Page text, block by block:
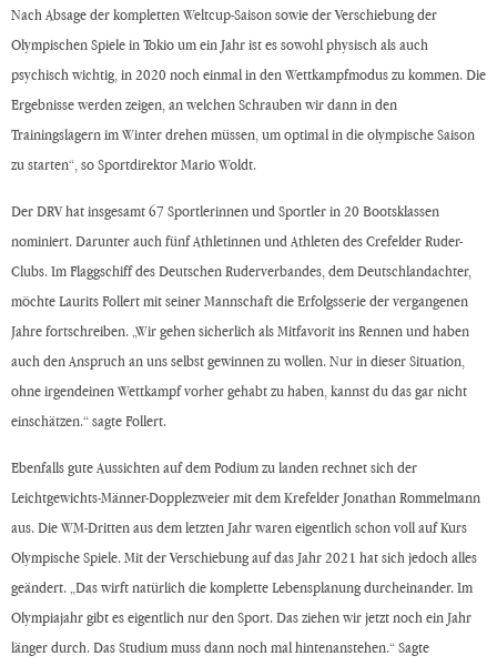
Nach Absage der kompletten Weltcup-Saison sowie der Verschiebung der
Olympischen Spiele in Tokio um ein Jahr ist es sowohl physisch als auch
psychisch wichtig, in 2020 noch einmal in den Wettkampfmodus zu kommen. Die
Ergebnisse werden zeigen, an welchen Schrauben wir dann in den
Trainingslagern im Winter drehen müssen, um optimal in die olympische Saison
zu starten“, so Sportdirektor Mario Woldt.
Der DRV hat insgesamt 67 Sportlerinnen und Sportler in 20 Bootsklassen
nominiert. Darunter auch fünf Athletinnen und Athleten des Crefelder Ruder-
Clubs. Im Flaggschiff des Deutschen Ruderverbandes, dem Deutschlandachter,
möchte Laurits Follert mit seiner Mannschaft die Erfolgsserie der vergangenen
Jahre fortschreiben. „Wir gehen sicherlich als Mitfavorit ins Rennen und haben
auch den Anspruch an uns selbst gewinnen zu wollen. Nur in dieser Situation,
ohne irgendeinen Wettkampf vorher gehabt zu haben, kannst du das gar nicht
einschätzen.“ sagte Follert.
Ebenfalls gute Aussichten auf dem Podium zu landen rechnet sich der
Leichtgewichts-Männer-Dopplezweier mit dem Krefelder Jonathan Rommelmann
aus. Die WM-Dritten aus dem letzten Jahr waren eigentlich schon voll auf Kurs
Olympische Spiele. Mit der Verschiebung auf das Jahr 2021 hat sich jedoch alles
geändert. „Das wirft natürlich die komplette Lebensplanung durcheinander. Im
Olympiajahr gibt es eigentlich nur den Sport. Das ziehen wir jetzt noch ein Jahr
länger durch. Das Studium muss dann noch mal hintenanstehen.“ Sagte